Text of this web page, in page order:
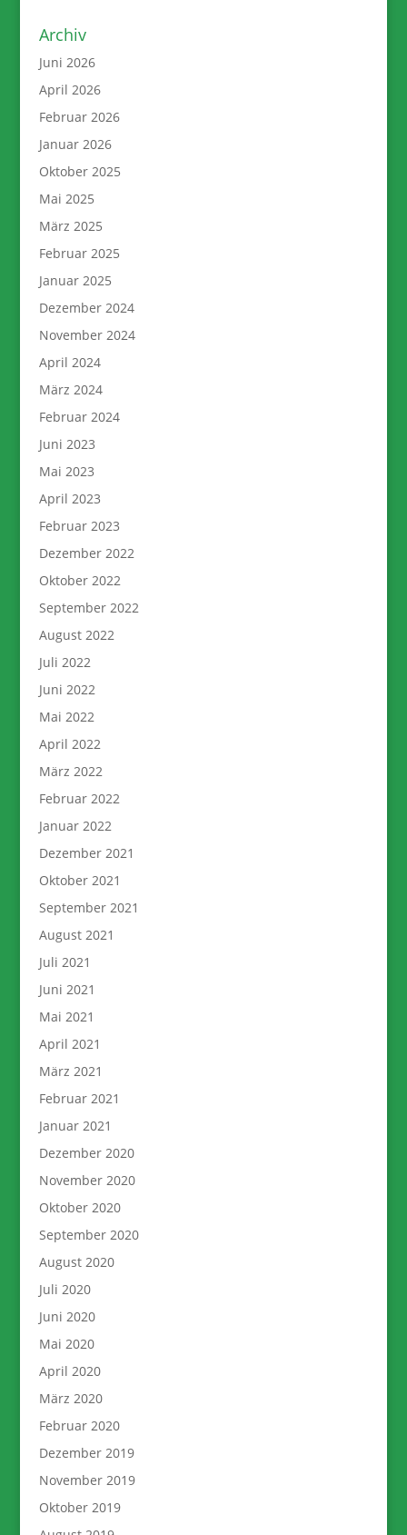
Archiv
Juni 2026
April 2026
Februar 2026
Januar 2026
Oktober 2025
Mai 2025
März 2025
Februar 2025
Januar 2025
Dezember 2024
November 2024
April 2024
März 2024
Februar 2024
Juni 2023
Mai 2023
April 2023
Februar 2023
Dezember 2022
Oktober 2022
September 2022
August 2022
Juli 2022
Juni 2022
Mai 2022
April 2022
März 2022
Februar 2022
Januar 2022
Dezember 2021
Oktober 2021
September 2021
August 2021
Juli 2021
Juni 2021
Mai 2021
April 2021
März 2021
Februar 2021
Januar 2021
Dezember 2020
November 2020
Oktober 2020
September 2020
August 2020
Juli 2020
Juni 2020
Mai 2020
April 2020
März 2020
Februar 2020
Dezember 2019
November 2019
Oktober 2019